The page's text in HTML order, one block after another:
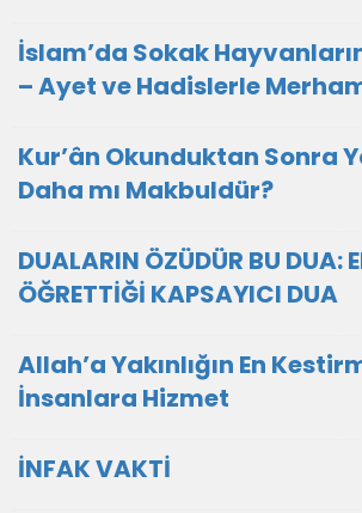
İslam’da Sokak
– Ayet ve Hadislerle
Kur’ân Okunduktan Sonra
Daha mı Makbuldür?
DUALARIN ÖZÜDÜR BU DUA:
ÖĞRETTİĞİ KAPSAYICI DUA
Allah’a Yakınlığın En
İnsanlara Hizmet
İNFAK VAKTİ